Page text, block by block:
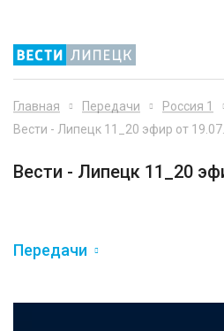
Главная Передачи Россия 1
Вести - Липецк 11_20 эфир от
Вести - Липецк 11_20
Передачи